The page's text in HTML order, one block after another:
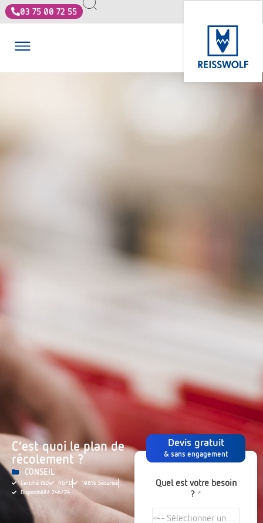
03 75 00 72 55
C’est quoi le plan de
récolement ?
CONSEIL
Certifié ISO RGPD
100% Sécurisé
Disponibilité 24h/24
Devis gratuit
& sans engagement
Quel est votre besoin
? *
--- Sélectionner un choix ---